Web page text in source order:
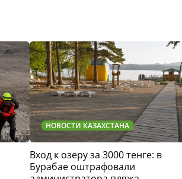
НОВОСТИ КАЗАХСТАНА
Вход к озеру за 3000 тенге: в
Бурабае оштрафовали